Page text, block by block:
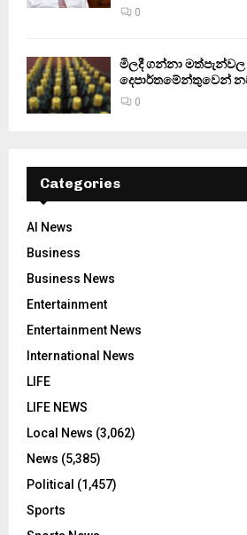
0
මිලදී ගන්නා මත්පැන්වල
දෙපාර්තමේන්තුවෙන්
0
Categories
AI News
Business
Business News
Entertainment
Entertainment News
International News
LIFE
LIFE NEWS
Local News (3,062)
News (5,385)
Political (1,457)
Sports